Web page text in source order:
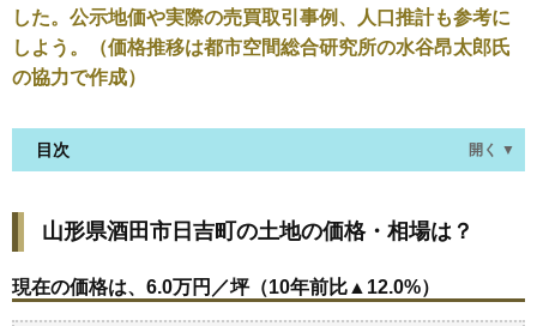
した。公示地価や実際の売買取引事例、人口推計も参考に
しよう。（価格推移は都市空間総合研究所の水谷昂太郎氏
の協力で作成）
目次 開く ▼
現在の価格は、6.0万円／坪（10年前比▲12.0%）
価格を詳細に分析しよう
山形県酒田市日吉町の土地の価格・相場は？
現在の価格は、6.0万円／坪（10年前比▲12.0%）